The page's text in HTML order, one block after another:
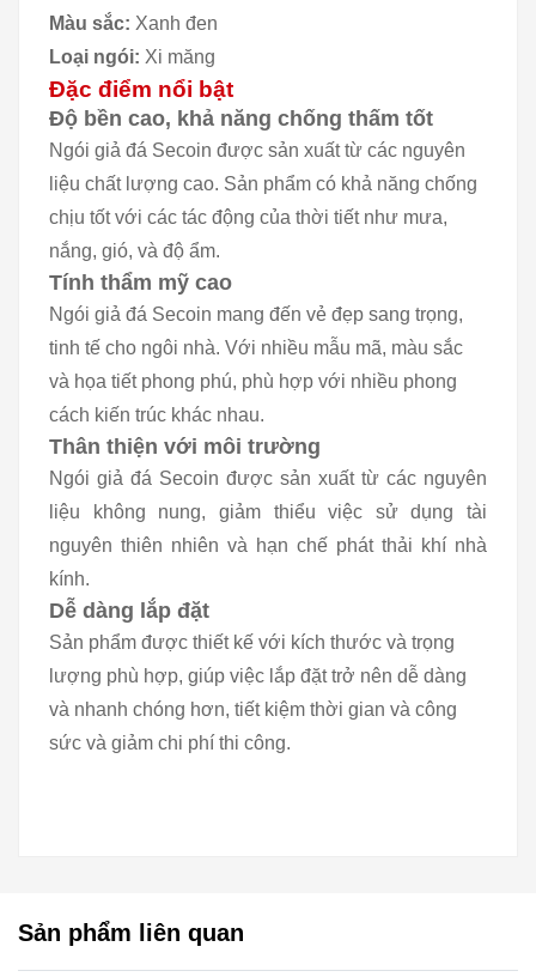
Màu sắc: Xanh đen
Loại ngói: Xi măng
Đặc điểm nổi bật
Độ bền cao, khả năng chống thấm tốt
Ngói giả đá Secoin được sản xuất từ các nguyên
liệu chất lượng cao. Sản phẩm có khả năng chống
chịu tốt với các tác động của thời tiết như mưa,
nắng, gió, và độ ẩm.
Tính thẩm mỹ cao
Ngói giả đá Secoin mang đến vẻ đẹp sang trọng,
tinh tế cho ngôi nhà. Với nhiều mẫu mã, màu sắc
và họa tiết phong phú, phù hợp với nhiều phong
cách kiến trúc khác nhau.
Thân thiện với môi trường
Ngói giả đá Secoin được sản xuất từ các nguyên
liệu không nung, giảm thiểu việc sử dụng tài
nguyên thiên nhiên và hạn chế phát thải khí nhà
kính.
Dễ dàng lắp đặt
Sản phẩm được thiết kế với kích thước và trọng
lượng phù hợp, giúp việc lắp đặt trở nên dễ dàng
và nhanh chóng hơn, tiết kiệm thời gian và công
sức và giảm chi phí thi công.
Sản phẩm liên quan